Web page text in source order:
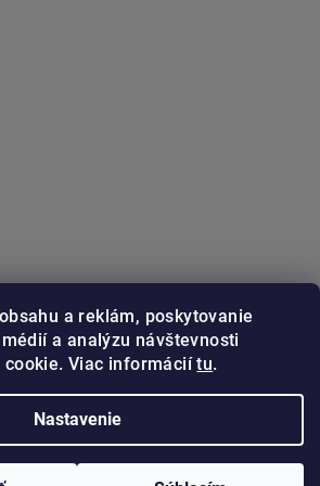
a reklám, poskytovanie
a analýzu návštevnosti
cookie. Viac informáciítu.
Nastavenie
na Instagrame
GUNSTER.sk